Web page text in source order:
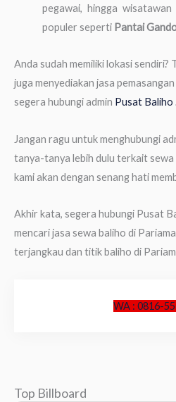
pegawai, hingga
populer seperti Pantai
Anda sudah memiliki lokasi sendiri?
juga menyediakan jasa
segera hubungi admin Pusat Baliho
Jangan ragu untuk menghubungi
tanya-tanya lebih dulu terkait sewa
kami akan dengan senang hati
Akhir kata, segera hubungi Pusat
mencari jasa sewa baliho di
terjangkau dan titik baliho di
WA : 0816-
Top Billboard